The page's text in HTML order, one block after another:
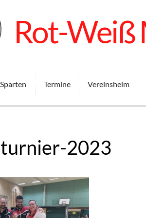
Rot-Weiß
Sparten Termine Vereinsheim
2023